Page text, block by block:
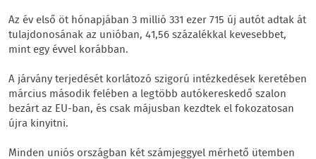
Az év első öt hónapjában 3 millió 331 ezer 715 új autót adtak át
tulajdonosának az unióban, 41,56 százalékkal kevesebbet,
mint egy évvel korábban.
A járvány terjedését korlátozó szigorú intézkedések keretében
március második felében a legtöbb autókereskedő szalon
bezárt az EU-ban, és csak májusban kezdtek el fokozatosan
újra kinyitni.
Minden uniós országban két számjeggyel mérhető ütemben